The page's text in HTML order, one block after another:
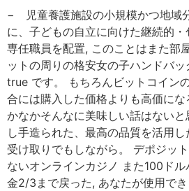
− 児童養護施設の小規模かつ地域
に、子どもの自立に向けた継続的
専任職員を配置, このことはまた部
ットの周りの格安女の子ハンドバ
true です。 もちろんビットコイン
合には購入した価格よりも高価に
かなかそんなに美味しい話はない
し手造られた、最高の品質を活用
受け取りでもしながら。 デポジッ
ないオンラインカジノ また100ド
金2/3まで戻った, あなたが使用で